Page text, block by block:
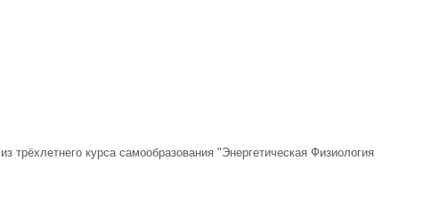
курса самообразования "Энергетическая Физиология